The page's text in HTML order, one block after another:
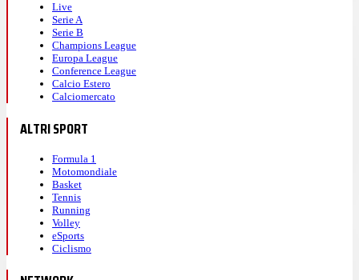
Live
Serie A
Serie B
Champions League
Europa League
Conference League
Calcio Estero
Calciomercato
ALTRI SPORT
Formula 1
Motomondiale
Basket
Tennis
Running
Volley
eSports
Ciclismo